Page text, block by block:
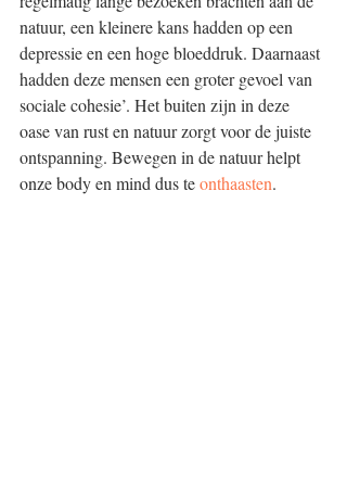
natuur, een kleinere kans hadden op een
depressie en een hoge bloeddruk. Daarnaast
hadden deze mensen een groter gevoel van
sociale cohesie’. Het buiten zijn in deze
oase van rust en natuur zorgt voor de juiste
ontspanning. Bewegen in de natuur helpt
onze body en mind dus te onthaasten.